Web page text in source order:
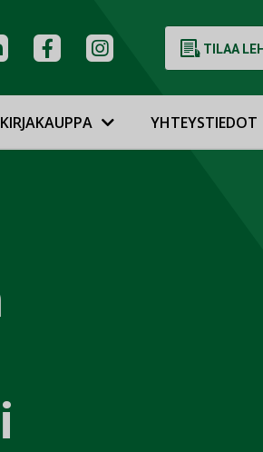
TILAA
KIRJAKAUPPA YHTEYSTIEDOT